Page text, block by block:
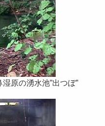
原の湧水池”出つぼ”